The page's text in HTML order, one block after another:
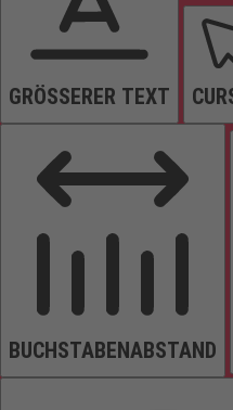
GRÖSSERER TEXT
BUCHSTABENABSTAND